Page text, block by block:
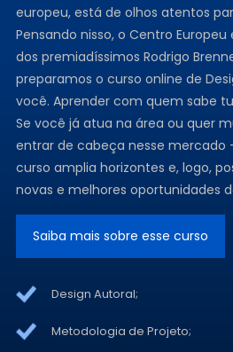
europeu, está de olhos atentos
Pensando nisso, o Centro Europeu
dos premiadíssimos Rodrigo
preparamos o curso online de
você. Aprender com quem sabe
Se você já atua na área ou quer
entrar de cabeça nesse mercado
curso amplia horizontes e, logo,
novas e melhores oportunidades
Saiba mais sobre esse curso
Design Autoral;
Metodologia de Projeto;